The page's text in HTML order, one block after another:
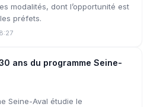
modalités, dont l’opportunité est
préfets.
ans du programme Seine-
Seine-Aval étudie le